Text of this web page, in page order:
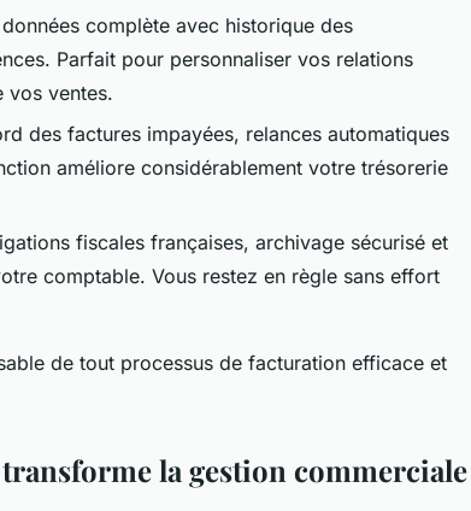
complète avec historique des
Parfait pour personnaliser vos relations
vos ventes.
des factures impayées, relances automatiques
améliore considérablement votre trésorerie
fiscales françaises, archivage sécurisé et
comptable. Vous restez en règle sans effort
de tout processus de facturation efficace et
la gestion commerciale